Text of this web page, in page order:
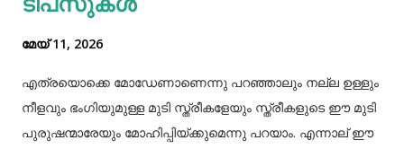
മേയ് 11, 2026
എത്രയൊക്കെ മോഡേണാണെന്നു പറഞ്ഞാലും നല്ല ഉള്ളും
നീളവും ഭംഗിയുമുള്ള മുടി സ്ത്രീകളേയും സ്ത്രീകളുടെ ഈ മുടി
പുരുഷന്മാരേയും മോഹിപ്പിയ്ക്കുമെന്നു പറയാം. എന്നാല് ഈ